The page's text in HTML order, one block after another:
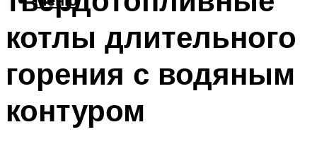
котлы длительного
горения с водяным
контуром